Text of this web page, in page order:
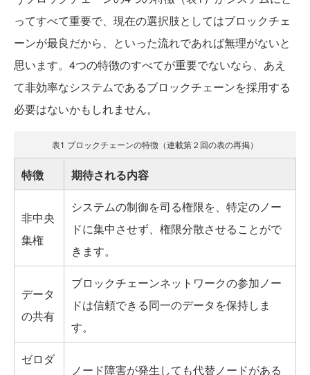
ってすべて重要で、現在の選択肢としてはブロックチェ
ーンが最良だから、といった流れであれば無理がないと
思います。4つの特徴のすべてが重要でないなら、あえ
て非効率なシステムであるブロックチェーンを採用する
必要はないかもしれません。
表1 ブロックチェーンの特徴（連載第２回の表の再掲）
特徴 期待される内容
非中央
集権
システムの制御を司る権限を、特定のノー
ドに集中させず、権限分散させることがで
きます。
データ
の共有
ブロックチェーンネットワークの参加ノー
ドは信頼できる同一のデータを保持しま
す。
ゼロダ
ノード障害が発生しても代替ノードがある